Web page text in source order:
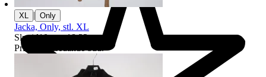
XL | Only
Jacka, Only, stl. XL
Sluttid10 aug 18:32.
Pris: